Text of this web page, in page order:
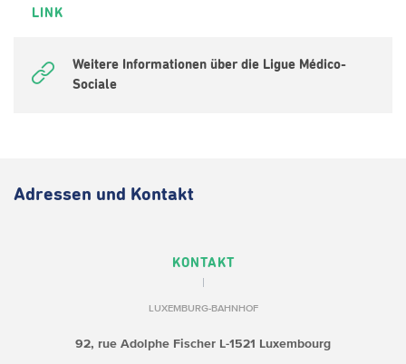
LINK
Weitere Informationen über die Ligue Médico-
Sociale
Adressen und Kontakt
KONTAKT
LUXEMBURG-BAHNHOF
92, rue Adolphe Fischer L-1521 Luxembourg